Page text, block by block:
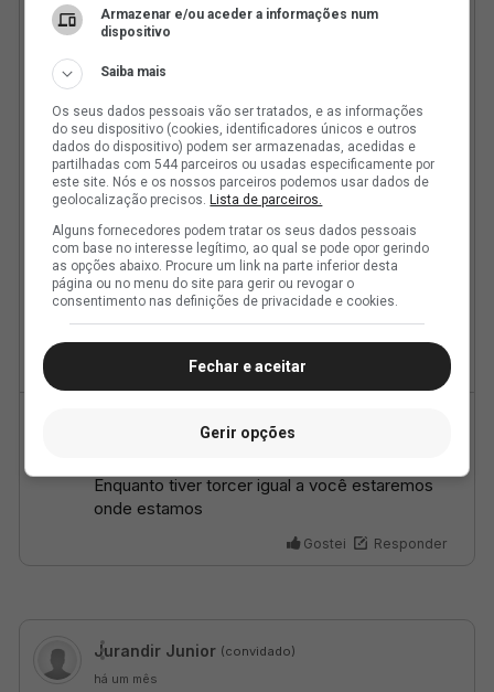
Armazenar e/ou aceder a informações num
dispositivo
Saiba mais
Os seus dados pessoais vão ser tratados, e as informações
do seu dispositivo (cookies, identificadores únicos e outros
dados do dispositivo) podem ser armazenadas, acedidas e
partilhadas com 544 parceiros ou usadas especificamente por
este site. Nós e os nossos parceiros podemos usar dados de
geolocalização precisos.Lista de parceiros.
Alguns fornecedores podem tratar os seus dados pessoais
com base no interesse legítimo, ao qual se pode opor gerindo
as opções abaixo. Procure um link na parte inferior desta
página ou no menu do site para gerir ou revogar o
consentimento nas definições de privacidade e cookies.
Fechar e aceitar
Gerir opções